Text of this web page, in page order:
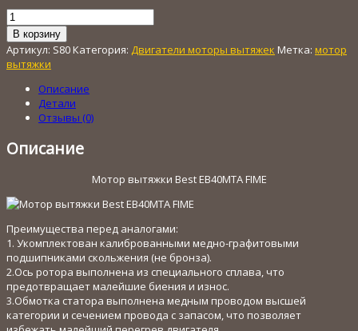
Количество
товара
Мотор
вытяжки
Best
EB40MTA
FIME
В корзину
Артикул: S80Категория: Двигатели моторы вытяжек Метка: мотор
вытяжки
Описание
Детали
Отзывы (0)
Описание
Мотор вытяжки Best EB40MTA FIME
Преимущества перед аналогами:
1. Укомплектован калиброванными медно-графитовыми
подшипниками скольжения (не бронза).
2.Ось ротора выполнена из специального сплава, что
предотвращает малейшие биения и износ.
3.Обмотка статора выполнена медным проводом высшей
категории и сечением провода с запасом, что позволяет